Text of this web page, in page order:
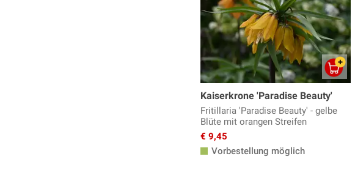
Kaiserkrone 'Paradise Beauty'
Fritillaria 'Paradise Beauty' - gelbe
Blüte mit orangen Streifen
€ 9,45
Vorbestellung möglich